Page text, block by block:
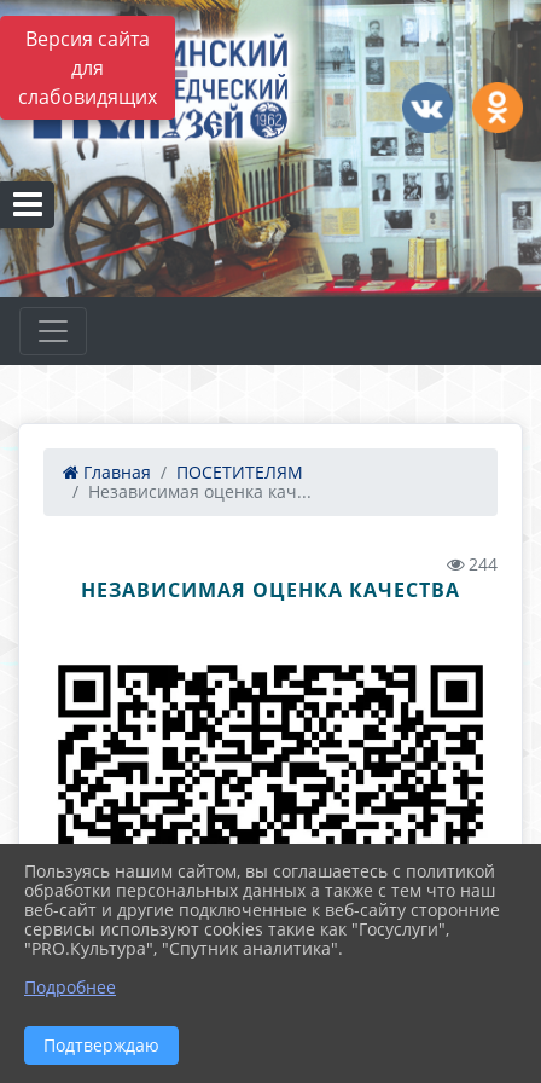
Версия сайта
для
слабовидящих
Главная
ПОСЕТИТЕЛЯМ
Независимая оценка кач...
244
НЕЗАВИСИМАЯ ОЦЕНКА КАЧЕСТВА
Пользуясь нашим сайтом, вы соглашаетесь с политикой
обработки персональных данных а также с тем что наш
веб-сайт и другие подключенные к веб-сайту сторонние
сервисы используют cookies такие как "Госуслуги",
"PRO.Культура", "Спутник аналитика".
Подробнее
Подтверждаю